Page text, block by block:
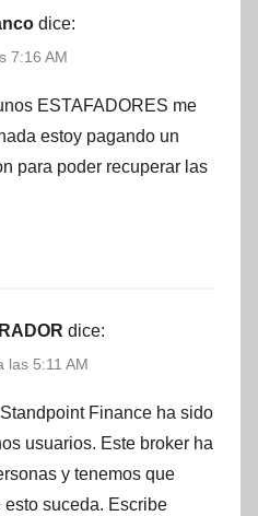
dice:
7:16 AM
ESTAFADORES me
estoy pagando un
para poder recuperar las
dice:
las 5:11 AM
Finance ha sido
usuarios. Este broker ha
y tenemos que
suceda. Escribe